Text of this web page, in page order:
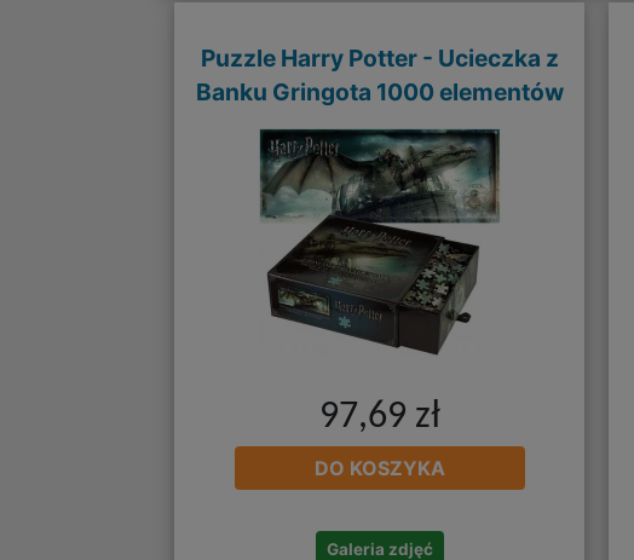
Puzzle Harry Potter - Ucieczka z
Banku Gringota 1000 elementów
97,69 zł
DO KOSZYKA
Galeria zdjęć